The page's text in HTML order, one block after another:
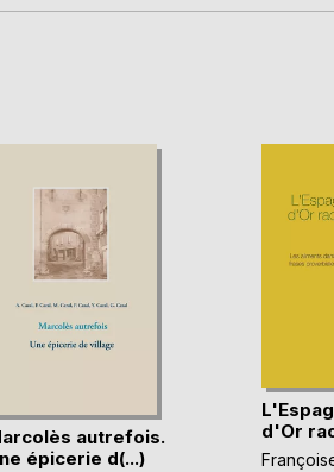
autrefois.
épicerie d(...)
d'Or